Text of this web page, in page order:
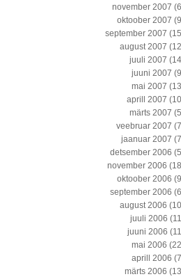
november 2007
oktoober 2007
september 2007
august 2007
juuli 2007
juuni 2007
mai 2007
aprill 2007
märts 2007
veebruar 2007
jaanuar 2007
detsember 2006
november 2006
oktoober 2006
september 2006
august 2006
juuli 2006
juuni 2006
mai 2006
aprill 2006
märts 2006